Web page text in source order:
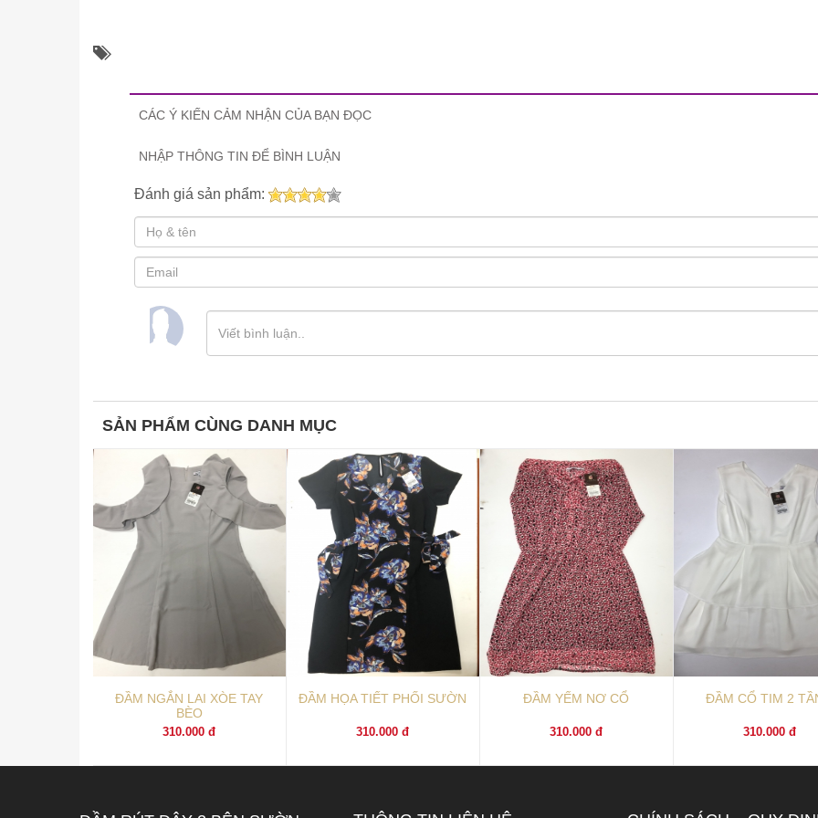
CÁC Ý KIẾN CẢM NHẬN CỦA BẠN ĐỌC
NHẬP THÔNG TIN ĐỂ BÌNH LUẬN
Đánh giá sản phẩm:
SẢN PHẨM CÙNG DANH MỤC
ĐẦM NGẮN LAI XÒE TAY
BÈO
310.000 đ
ĐẦM HỌA TIẾT PHỐI SƯỜN
310.000 đ
ĐẦM YẾM NƠ CỔ
310.000 đ
ĐẦM CỔ TIM 2
310.000 đ